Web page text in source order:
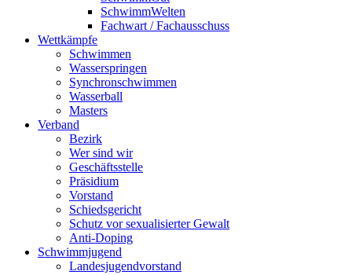
SchwimmWelten
Fachwart / Fachausschuss
Wettkämpfe
Schwimmen
Wasserspringen
Synchronschwimmen
Wasserball
Masters
Verband
Bezirk
Wer sind wir
Geschäftsstelle
Präsidium
Vorstand
Schiedsgericht
Schutz vor sexualisierter Gewalt
Anti-Doping
Schwimmjugend
Landesjugendvorstand